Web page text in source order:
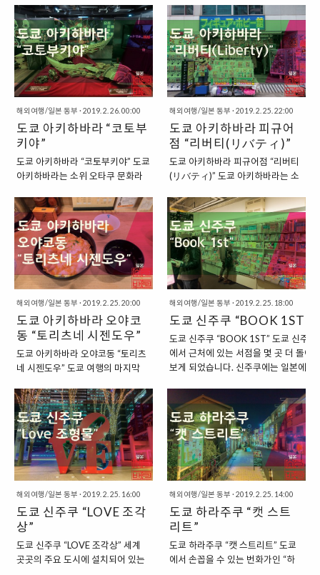
는 곳이지요. 그만큼 곳곳에서 “애
니메이션, 만화”와 관련된 제품을
판매하는 매장을 쉽게 찾을 수 있습
니다. 그리고 주말이 되면, 코스프레
등의 다양한 이벤트가..
요. 여행의 막바지가 되어서 때마침,
잠시 카페에 들러서 쉬었다가 가야
겠다는 생각을 했는데, 여기에서
“굿스마일 애니카페”라는 곳을 발견
했습니다. “아키하바라에 있..
는 양판점으로 거듭난 “빅 카메라(BIC
CAMERA)”가 있습니다. 빅 카메라는
저도 이번 여행에서 도쿄 역 남쪽에 있
는 유라쿠초 역에 있는 지점을 한 번 방
문하기도 했었지요. 도쿄 유라쿠초 “빅
카메라” :
https://theuranus.tistory.com/5804
“빅 카메라에 흡수된 소프맙(ソフマッ
プ)” 도쿄에서는 이러한 빅 카메라 말고
도, 소프맙이라는 대형 체 전자제품 양
판점을 찾을 수 있습니다. 소프맙은 도
쿄에서 컴퓨터 및 관련 용품을 판매하는
전문 양판점으로 시작했는데요. 2012
년에 빅 카메라로 완전 합병이 되었지
만, 브랜드 이름은 그대로 유지하고 있
습니다. 그래서 곳곳에서 “스프..
는 “애니메이션, 만화 전문점”이러
고 쉽게 설명할 수 있는데요. 우리나
라의 교보문고보다 2배 더 많은 매
장을 보유하고 있는 것으로 잘 알려
져 있습니다. “일본 곳곳에서 찾을
수 있는 애니메이트” 애니메이트의
본점은 도쿄 이케부쿠로에 있는데
요. 저는 이번에는 “아키하바라”에
있는 매장을 한 번 방문해보았습니
다. 사실, 이 곳은 이번 여행에서 “시
부야”점을 방문하면서 한 번 살펴보
기도 했는데요. 그래서 그냥 지나치
려고 했지만, 아키하바라에 있는 애
니메이트 매장에서 기념품을 몇 개
구입하다 보니, 이렇게 소개를 하게
되었습니다. “아키하바라에서 볼 수
있는 애니메이트” 도쿄 아키하바라
는 아무래도 “서브컬처”의..
해외여행/일본 동부 · 2019. 2. 26. 00:00
도쿄 아키하바라 “코토부
키야”
도쿄 아키하바라 “코토부키야” 도쿄
아키하바라는 소위 오타쿠 문화라
등의 다양한 서브컬처들이 모여있
는 집합소라고 할 수 있습니다. 그래
서 이 곳에서는 이러한 제품들을 판
매하는 곳들을 쉽게 찾아볼 수 있기
도 하지요. “코토부키야(コトブキ
ヤ)” 역시도 이러한 매장 중의 한 곳
입니다. “일본의 모형 메이커 업체,
코토부키야(コトブキヤ)” 코토부
키야는 일본의 모형 메이커 업체 중
의 한 곳입니다. 피규어를 주력으로
만드는 업체로 시작했는데요. 일본
최대의 피규어 업체라고 할 수 있는
반다이에 이은 2위권의 회사입니
다. 특히, 코토부키야의 제품이 처음
이 시장에 뛰어들었을 때만 하더라
도 피규어는 조금 조악했다고 하는
데, 코토부키야에서 만든 제품의 퀄
리티가 좋아서 큰 인상을 남겼다고..
해외여행/일본 동부 · 2019. 2. 25. 22:00
도쿄 아키하바라 피규어
점 “리버티(リバティ)”
도쿄 아키하바라 피규어점 “리버티
(リバティ)” 도쿄 아키하바라는 소
모여있는 곳입니다. 특히, 이 곳에서
는 다양한 애니메이션 피규어 등의
제품을 판매하는 가게들을 많이 볼
수 있는데요. 일본 서브컬처를 대표
하는 장소라고 할 수 있기도 합니다.
“일본 도쿄, 아키하바라” 아키하바
라의 현재 모습은 오타쿠 문화라고
칭하는 “애니메이션, 피규어, 건프
라, 철도, 모형 총기, 자동차” 등의
다양한 취미생활 용품을 구할 수 있
는 건물로 둘러싸인 곳이 되었습니
다. 그리고, 일본에서만 볼 수 있는
독특한 메이드 카페를 이 곳에서 다
수 볼 수 있기도 하답니다. “아키하
바라에서 쉽게 찾을 수 있는 리버티
(リバティ) 간판” 도쿄 아키하바라
에서는 특히, 이 간판을 자주 찾아볼
수 있기도 합니..
해외여행/일본 동부 · 2019. 2. 25. 20:00
도쿄 아키하바라 오야코
동 “토리츠네 시젠도우”
도쿄 아키하바라 오야코동 “토리츠
네 시젠도우” 도쿄 여행의 마지막
리타 공항으로 들어가는 길에는 “우
에노”에서 탑승할 수 있는 스카이라
이너 티켓을 끊어놓은 상태였고, 저
희가 머물던 숙소는 아사쿠사바시
에 있었던지라, 마지막 날은 그 중간
에 있는 아키하바라에서 시간을 보
내기로 했습니다. “도쿄 아키하바라
에서 조금 떨어진 곳에 있는 토리츠
네 시젠도우” 저희가 마지막 날의
점심을 먹게 된 곳은 바로 아키하바
라 역에서 북쪽으로 한 블록 정도 떨
어진 곳에 있는 작은 식당이었습니
해외여행/일본 동부 · 2019. 2. 25. 18:00
도쿄 신주쿠 “BOOK 1ST”
도쿄 신주쿠 “BOOK 1ST” 도쿄 신주쿠
에서 근처에 있는 서점을 몇 곳 더 돌아
보게 되었습니다. 신주쿠에는 일본에서
본점이 있기도 한데요. 키노쿠니야 서점
본점의 지하 1층에서는 영어로 쓰인 서
적을 구할 수 있습니다. 다른 곳보다는
가장 많은 영어 서적을 보유하고 있는
곳이 아니었나 합니다. 도쿄 신주쿠 키
노쿠니야 서점 본점 :
https://theuranus.tistory.com/5797
“신주쿠에 있는 다른 서점들...” 신주쿠
는 확실히 일본에서도 사람들이 가장 많
이 모이는 번잡한 곳이라서 그런지 곳곳
에서 서점을 찾아볼 수 있기도 했습니
다. 키노쿠니야 서점 본점처럼 엄청나게
큰 서점은 많이 없었지만, 적당히 큰 크
해외여행/일본 동부 · 2019. 2. 25. 16:00
도쿄 신주쿠 “LOVE 조각
상”
도쿄 신주쿠 “LOVE 조각상” 세계
곳곳의 주요 도시에 설치되어 있는
해외여행/일본 동부 · 2019. 2. 25. 14:00
도쿄 하라주쿠 “캣 스트
리트”
도쿄 하라주쿠 “캣 스트리트” 도쿄
에서 손꼽을 수 있는 번화가인 “하